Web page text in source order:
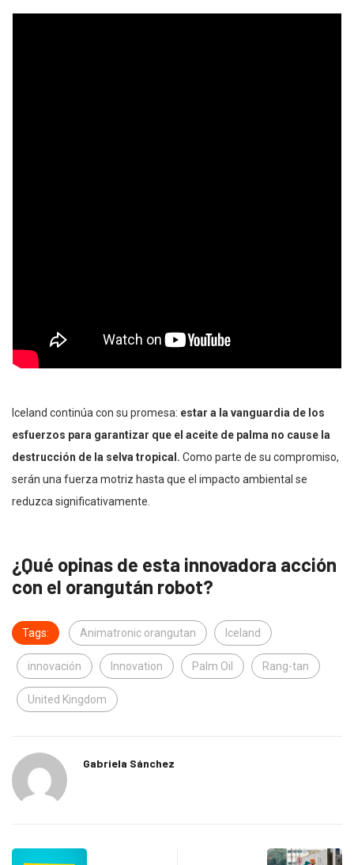
Iceland continúa con su promesa: estar a la vanguardia de los
esfuerzos para garantizar que el aceite de palma no cause la
destrucción de la selva tropical. Como parte de su compromiso,
serán una fuerza motriz hasta que el impacto ambiental se
reduzca significativamente.
¿Qué opinas de esta innovadora acción
con el orangután robot?
Tags: Animatronic orangutan Iceland
innovación Innovation Palm Oil Rang-tan
United Kingdom
Gabriela Sánchez